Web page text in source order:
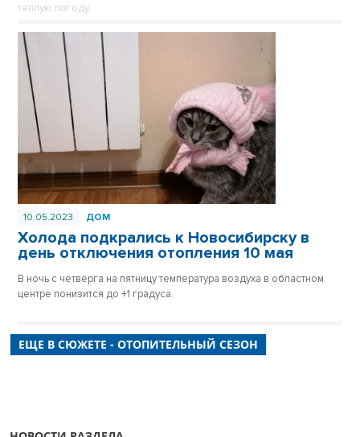
теплую погоду.
10.05.2023 ДОМ
Холода подкрались к Новосибирску в
день отключения отопления 10 мая
В ночь с четверга на пятницу температура воздуха в областном
центре понизится до +1 градуса.
ЕЩЕ В СЮЖЕТЕ - ОТОПИТЕЛЬНЫЙ СЕЗОН